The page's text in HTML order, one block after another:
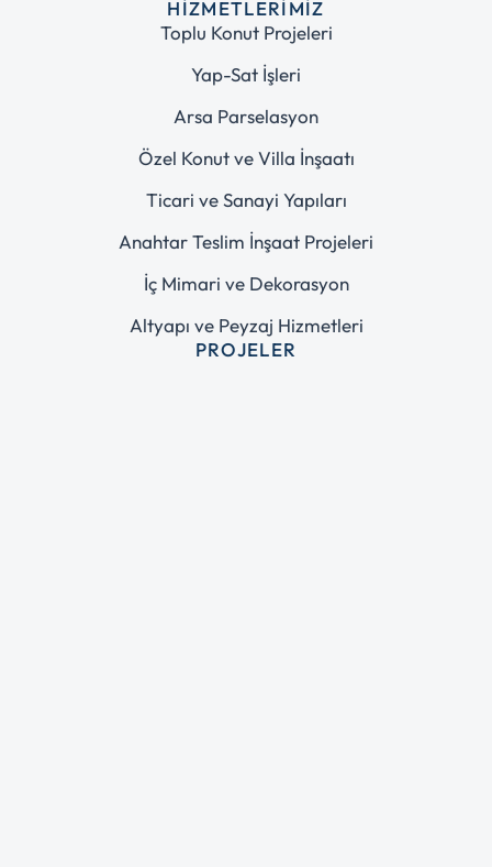
HIZMETLERIMIZ
Toplu Konut Projeleri
Yap-Sat İşleri
Arsa Parselasyon
Özel Konut ve Villa İnşaatı
Ticari ve Sanayi Yapıları
Anahtar Teslim İnşaat Projeleri
İç Mimari ve Dekorasyon
Altyapı ve Peyzaj Hizmetleri
PROJELER